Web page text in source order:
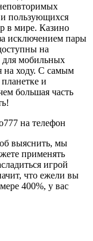
и пользующихся
в мире. Казино
исключением пары
на
для мобильных
на ходу. С самым
и
большая часть
на телефон
выяснить, мы
применять
игрой
что ежели вы
400%, у вас